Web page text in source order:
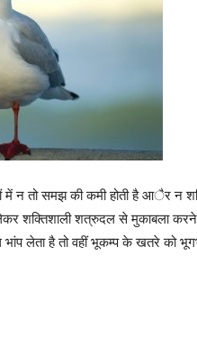
में न तो समझ की कमी होती है आैर न
शक्तिशाली शत्रुदल से मुकाबला करने
भांप लेता है तो वहीं भूकम्प के खतरे को